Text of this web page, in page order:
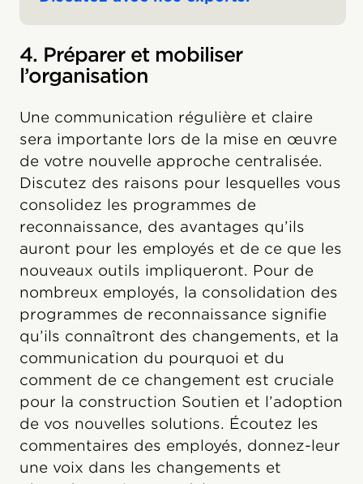
4. Préparer et mobiliser
l’organisation
Une communication régulière et claire
sera importante lors de la mise en œuvre
de votre nouvelle approche centralisée.
Discutez des raisons pour lesquelles vous
consolidez les programmes de
reconnaissance, des avantages qu’ils
auront pour les employés et de ce que les
nouveaux outils impliqueront. Pour de
nombreux employés, la consolidation des
programmes de reconnaissance signifie
qu’ils connaîtront des changements, et la
communication du pourquoi et du
comment de ce changement est cruciale
pour la construction Soutien et l’adoption
de vos nouvelles solutions. Écoutez les
commentaires des employés, donnez-leur
une voix dans les changements et